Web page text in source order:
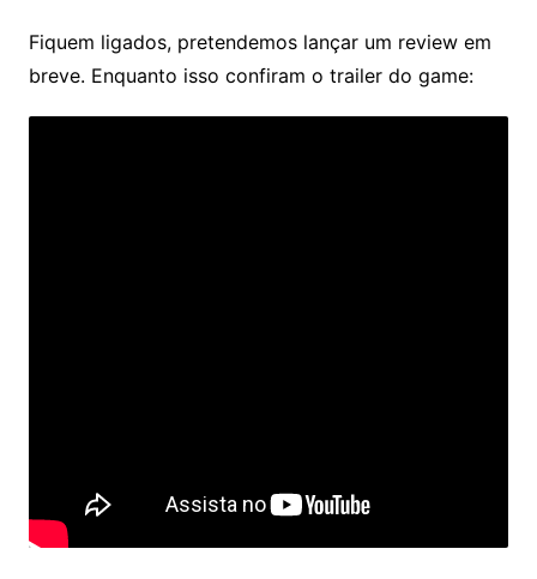
Fiquem ligados, pretendemos lançar um review em
breve. Enquanto isso confiram o trailer do game: